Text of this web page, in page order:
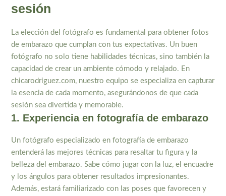
sesión
La elección del fotógrafo es fundamental para obtener fotos
de embarazo que cumplan con tus expectativas. Un buen
fotógrafo no solo tiene habilidades técnicas, sino también la
capacidad de crear un ambiente cómodo y relajado. En
chicarodriguez.com, nuestro equipo se especializa en capturar
la esencia de cada momento, asegurándonos de que cada
sesión sea divertida y memorable.
1. Experiencia en fotografía de embarazo
Un fotógrafo especializado en fotografía de embarazo
entenderá las mejores técnicas para resaltar tu figura y la
belleza del embarazo. Sabe cómo jugar con la luz, el encuadre
y los ángulos para obtener resultados impresionantes.
Además, estará familiarizado con las poses que favorecen y